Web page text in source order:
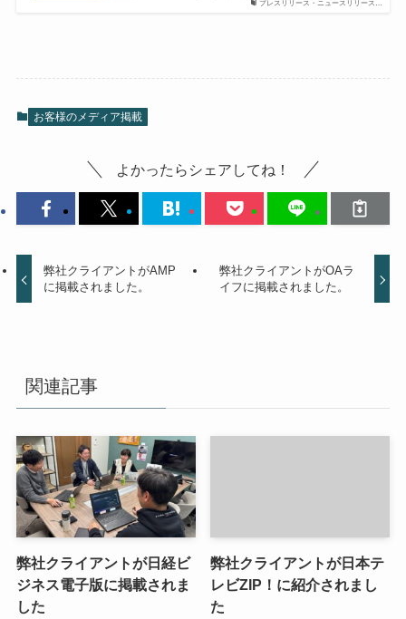
プレスリリース・ニュースリリース…
お客様のメディア掲載
よかったらシェアしてね！
弊社クライアントがAMP
に掲載されました。
弊社クライアントがOAラ
イフに掲載されました。
関連記事
弊社クライアントが日経ビ
ジネス電子版に掲載されま
した
弊社クライアントが日本テ
レビZIP！に紹介されまし
た